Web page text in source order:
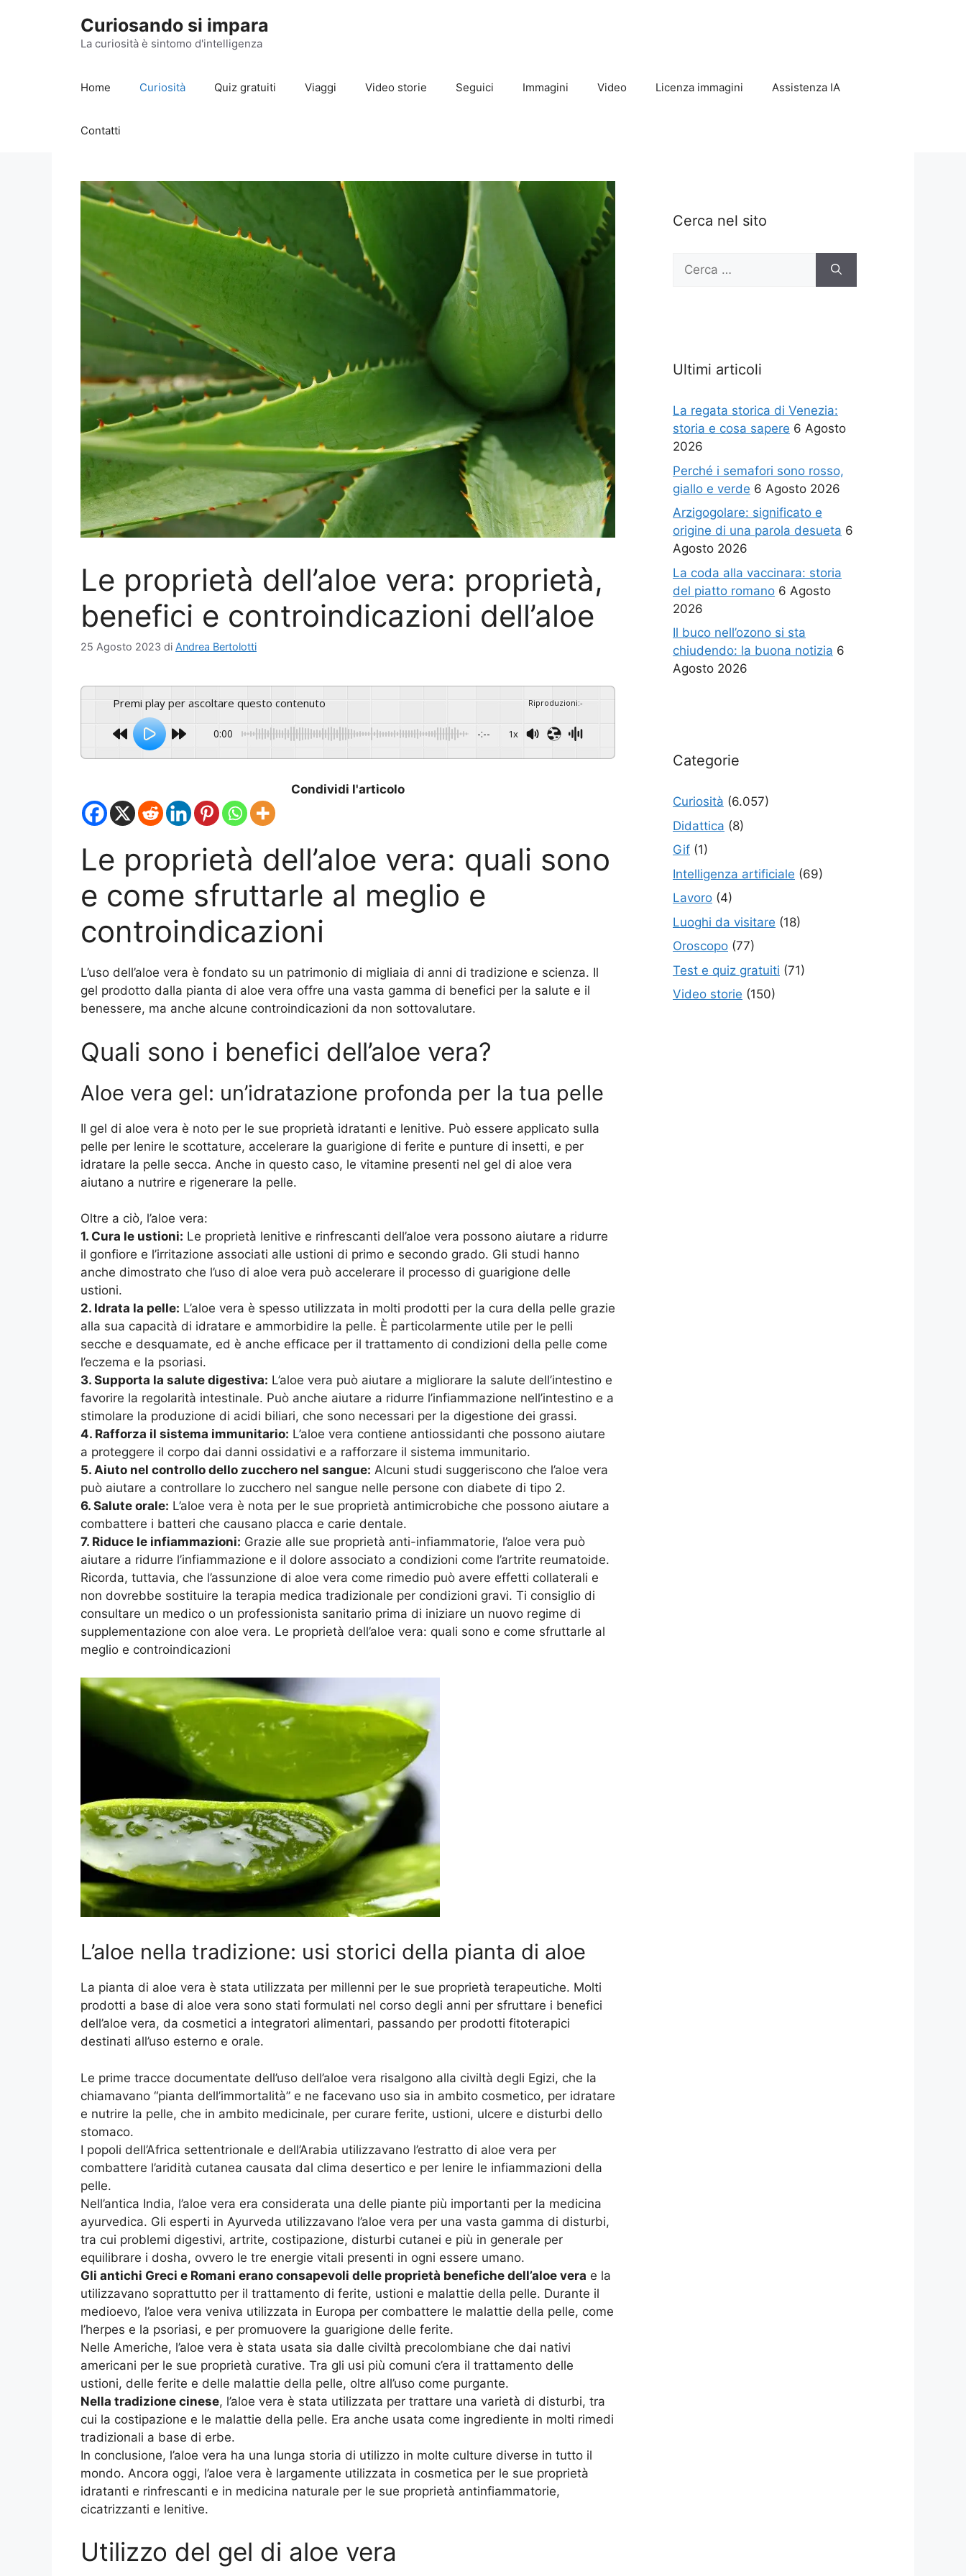
Curiosando si impara
La curiosità è sintomo d'intelligenza
Home Curiosità Quiz gratuiti Viaggi Video storie Seguici Immagini Video Licenza immagini Assistenza IA
Contatti
Le proprietà dell’aloe vera: proprietà,
benefici e controindicazioni dell’aloe
25 Agosto 2023 di Andrea Bertolotti
Premi play per ascoltare questo contenuto Riproduzioni:-
0:00 -:-- 1x
Condividi l'articolo
Le proprietà dell’aloe vera: quali sono
e come sfruttarle al meglio e
controindicazioni
L’uso dell’aloe vera è fondato su un patrimonio di migliaia di anni di tradizione e scienza. Il
gel prodotto dalla pianta di aloe vera offre una vasta gamma di benefici per la salute e il
benessere, ma anche alcune controindicazioni da non sottovalutare.
Quali sono i benefici dell’aloe vera?
Aloe vera gel: un’idratazione profonda per la tua pelle
Il gel di aloe vera è noto per le sue proprietà idratanti e lenitive. Può essere applicato sulla
pelle per lenire le scottature, accelerare la guarigione di ferite e punture di insetti, e per
idratare la pelle secca. Anche in questo caso, le vitamine presenti nel gel di aloe vera
aiutano a nutrire e rigenerare la pelle.
Oltre a ciò, l’aloe vera:
1. Cura le ustioni: Le proprietà lenitive e rinfrescanti dell’aloe vera possono aiutare a ridurre
il gonfiore e l’irritazione associati alle ustioni di primo e secondo grado. Gli studi hanno
anche dimostrato che l’uso di aloe vera può accelerare il processo di guarigione delle
ustioni.
2. Idrata la pelle: L’aloe vera è spesso utilizzata in molti prodotti per la cura della pelle grazie
alla sua capacità di idratare e ammorbidire la pelle. È particolarmente utile per le pelli
secche e desquamate, ed è anche efficace per il trattamento di condizioni della pelle come
l’eczema e la psoriasi.
3. Supporta la salute digestiva: L’aloe vera può aiutare a migliorare la salute dell’intestino e
favorire la regolarità intestinale. Può anche aiutare a ridurre l’infiammazione nell’intestino e a
stimolare la produzione di acidi biliari, che sono necessari per la digestione dei grassi.
4. Rafforza il sistema immunitario: L’aloe vera contiene antiossidanti che possono aiutare
a proteggere il corpo dai danni ossidativi e a rafforzare il sistema immunitario.
5. Aiuto nel controllo dello zucchero nel sangue: Alcuni studi suggeriscono che l’aloe vera
può aiutare a controllare lo zucchero nel sangue nelle persone con diabete di tipo 2.
6. Salute orale: L’aloe vera è nota per le sue proprietà antimicrobiche che possono aiutare a
combattere i batteri che causano placca e carie dentale.
7. Riduce le infiammazioni: Grazie alle sue proprietà anti-infiammatorie, l’aloe vera può
aiutare a ridurre l’infiammazione e il dolore associato a condizioni come l’artrite reumatoide.
Ricorda, tuttavia, che l’assunzione di aloe vera come rimedio può avere effetti collaterali e
non dovrebbe sostituire la terapia medica tradizionale per condizioni gravi. Ti consiglio di
consultare un medico o un professionista sanitario prima di iniziare un nuovo regime di
supplementazione con aloe vera. Le proprietà dell’aloe vera: quali sono e come sfruttarle al
meglio e controindicazioni
L’aloe nella tradizione: usi storici della pianta di aloe
La pianta di aloe vera è stata utilizzata per millenni per le sue proprietà terapeutiche. Molti
prodotti a base di aloe vera sono stati formulati nel corso degli anni per sfruttare i benefici
dell’aloe vera, da cosmetici a integratori alimentari, passando per prodotti fitoterapici
destinati all’uso esterno e orale.
Le prime tracce documentate dell’uso dell’aloe vera risalgono alla civiltà degli Egizi, che la
chiamavano “pianta dell’immortalità” e ne facevano uso sia in ambito cosmetico, per idratare
e nutrire la pelle, che in ambito medicinale, per curare ferite, ustioni, ulcere e disturbi dello
stomaco.
I popoli dell’Africa settentrionale e dell’Arabia utilizzavano l’estratto di aloe vera per
combattere l’aridità cutanea causata dal clima desertico e per lenire le infiammazioni della
pelle.
Nell’antica India, l’aloe vera era considerata una delle piante più importanti per la medicina
ayurvedica. Gli esperti in Ayurveda utilizzavano l’aloe vera per una vasta gamma di disturbi,
tra cui problemi digestivi, artrite, costipazione, disturbi cutanei e più in generale per
equilibrare i dosha, ovvero le tre energie vitali presenti in ogni essere umano.
Gli antichi Greci e Romani erano consapevoli delle proprietà benefiche dell’aloe vera e la
utilizzavano soprattutto per il trattamento di ferite, ustioni e malattie della pelle. Durante il
medioevo, l’aloe vera veniva utilizzata in Europa per combattere le malattie della pelle, come
l’herpes e la psoriasi, e per promuovere la guarigione delle ferite.
Nelle Americhe, l’aloe vera è stata usata sia dalle civiltà precolombiane che dai nativi
americani per le sue proprietà curative. Tra gli usi più comuni c’era il trattamento delle
ustioni, delle ferite e delle malattie della pelle, oltre all’uso come purgante.
Nella tradizione cinese, l’aloe vera è stata utilizzata per trattare una varietà di disturbi, tra
cui la costipazione e le malattie della pelle. Era anche usata come ingrediente in molti rimedi
tradizionali a base di erbe.
In conclusione, l’aloe vera ha una lunga storia di utilizzo in molte culture diverse in tutto il
mondo. Ancora oggi, l’aloe vera è largamente utilizzata in cosmetica per le sue proprietà
idratanti e rinfrescanti e in medicina naturale per le sue proprietà antinfiammatorie,
cicatrizzanti e lenitive.
Utilizzo del gel di aloe vera
Cerca nel sito
Ricerca
Ultimi articoli
La regata storica di Venezia:
storia e cosa sapere 6 Agosto
2026
Perché i semafori sono rosso,
giallo e verde 6 Agosto 2026
Arzigogolare: significato e
origine di una parola desueta 6
Agosto 2026
La coda alla vaccinara: storia
del piatto romano 6 Agosto
2026
Il buco nell’ozono si sta
chiudendo: la buona notizia 6
Agosto 2026
Categorie
Curiosità (6.057)
Didattica (8)
Gif (1)
Intelligenza artificiale (69)
Lavoro (4)
Luoghi da visitare (18)
Oroscopo (77)
Test e quiz gratuiti (71)
Video storie (150)